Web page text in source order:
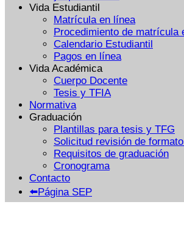
Vida Estudiantil
Matrícula en línea
Procedimiento de matrícula
Calendario Estudiantil
Pagos en línea
Vida Académica
Cuerpo Docente
Tesis y TFIA
Normativa
Graduación
Plantillas para tesis y TFG
Solicitud revisión de
Requisitos de graduación
Cronograma
Contacto
⬅️Página SEP